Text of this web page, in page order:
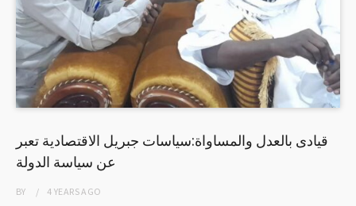
قيادى بالعدل والمساواة:سياسات جبريل الاقتصادية تعبر
عن سياسة الدولة
BY 4 YEARSAGO